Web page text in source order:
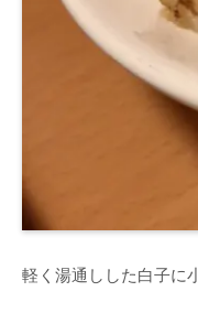
軽く湯通しした白子に